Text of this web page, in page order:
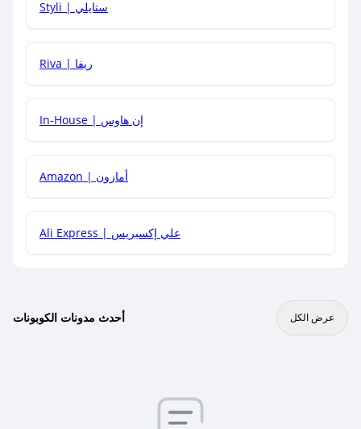
هل يمكنني جمع كود خصم مع العروض الأخرى؟
Styli | ستايلي
Riva | ريفا
In-House | إن هاوس
Amazon | أمازون
Ali Express | علي إكسبريس
أحدث مدونات الكوبونات عرض الكل